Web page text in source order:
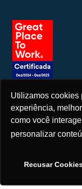
Utilizamos cookies
experiência,
como você
personalizar
Recusar
Este site usa cookies
continuar a usar este
Privacidade